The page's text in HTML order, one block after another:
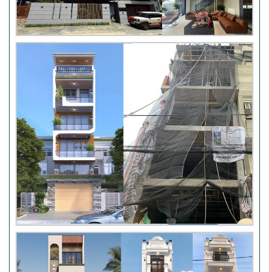
Phượng – Nhà Bè TPHCM
Video đánh giá từ khách hàng
chị Oanh – sửa nhà
Nhận xét khách hàng nhà chú
Trung – Gò Vấp